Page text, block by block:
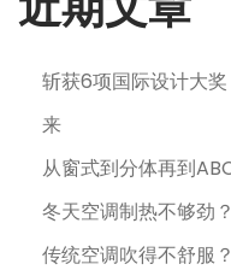
斩获6项国际设计大
来
从窗式到分体再到
冬天空调制热不够劲
传统空调吹得不舒服